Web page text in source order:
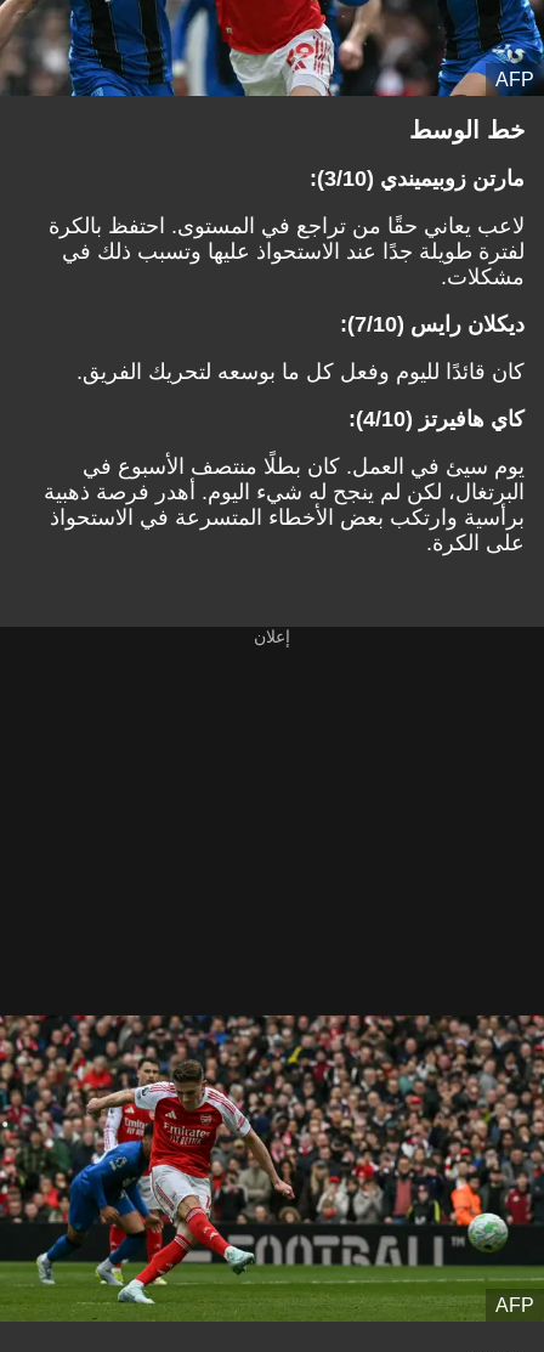
AFP
خط الوسط
مارتن زوبيميندي (3/10):
لاعب يعاني حقًا من تراجع في المستوى. احتفظ بالكرة
لفترة طويلة جدًا عند الاستحواذ عليها وتسبب ذلك في
مشكلات.
ديكلان رايس (7/10):
كان قائدًا لليوم وفعل كل ما بوسعه لتحريك الفريق.
كاي هافيرتز (4/10):
يوم سيئ في العمل. كان بطلًا منتصف الأسبوع في
البرتغال، لكن لم ينجح له شيء اليوم. أهدر فرصة ذهبية
برأسية وارتكب بعض الأخطاء المتسرعة في الاستحواذ
على الكرة.
AFP